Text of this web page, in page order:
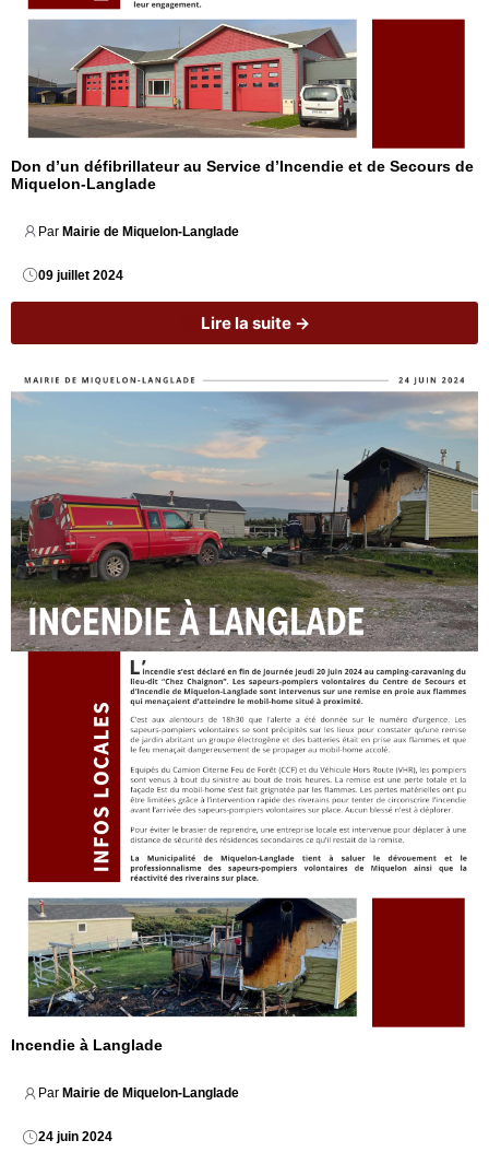
Don d’un défibrillateur au Service d’Incendie et de Secours de
Miquelon-Langlade
Par Mairie de Miquelon-Langlade
09 juillet 2024
Lire la suite →
Incendie à Langlade
Par Mairie de Miquelon-Langlade
24 juin 2024